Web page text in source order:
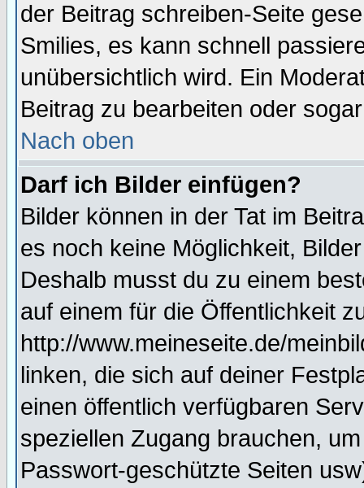
der Beitrag schreiben-Seite
Smilies, es kann schnell
unübersichtlich wird. Ein
Beitrag zu bearbeiten oder
Nach oben
Darf ich Bilder einfügen?
Bilder können in der Tat im
es noch keine Möglichkeit,
Deshalb musst du zu einem
auf einem für die Öffentlichkeit
http://www.meineseite.de/
linken, die sich auf deiner
einen öffentlich verfügbaren
speziellen Zugang brauchen,
Passwort-geschützte Seiten